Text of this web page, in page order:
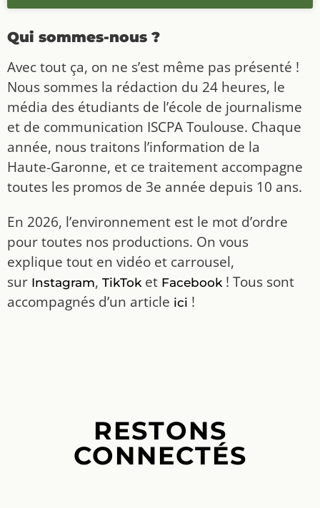
Qui sommes-nous ?
Avec tout ça, on ne s’est même pas présenté !
Nous sommes la rédaction du 24 heures, le
média des étudiants de l’école de journalisme
et de communication ISCPA Toulouse. Chaque
année, nous traitons l’information de la
Haute-Garonne, et ce traitement accompagne
toutes les promos de 3e année depuis 10 ans.
En 2026, l’environnement est le mot d’ordre
pour toutes nos productions. On vous
explique tout en vidéo et carrousel,
sur Instagram, TikToket Facebook! Tous sont
accompagnés d’un article ici !
RESTONS
CONNECTÉS